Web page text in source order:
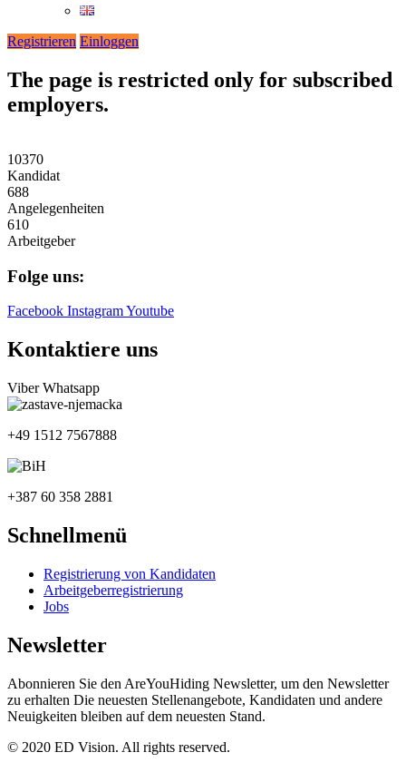
Registrieren Einloggen
The page is restricted only for subscribed
employers.
10370
Kandidat
688
Angelegenheiten
610
Arbeitgeber
Folge uns:
Facebook InstagramYoutube
Kontaktiere uns
Viber Whatsapp
+49 1512 7567888
+387 60 358 2881
Schnellmenü
Registrierung von Kandidaten
Arbeitgeberregistrierung
Jobs
Newsletter
Abonnieren Sie den AreYouHiding Newsletter, um den Newsletter
zu erhalten Die neuesten Stellenangebote, Kandidaten und andere
Neuigkeiten bleiben auf dem neuesten Stand.
© 2020 ED Vision. All rights reserved.